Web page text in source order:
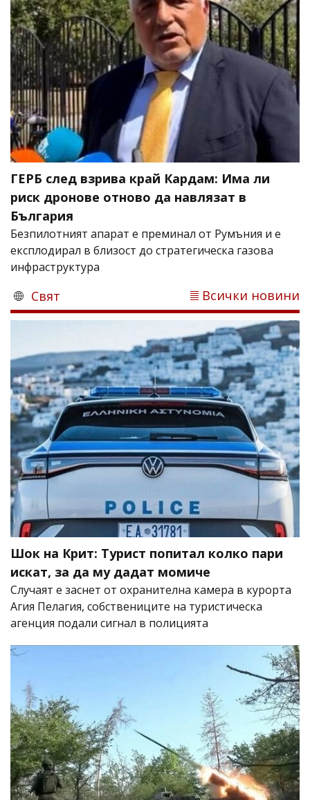
ГЕРБ след взрива край Кардам: Има ли
риск дронове отново да навлязат в
България
Безпилотният апарат е преминал от Румъния и е
експлодирал в близост до стратегическа газова
инфраструктура
Свят Всички новини
Шок на Крит: Турист попитал колко пари
искат, за да му дадат момиче
Случаят е заснет от охранителна камера в курорта
Агия Пелагия, собствениците на туристическа
агенция подали сигнал в полицията